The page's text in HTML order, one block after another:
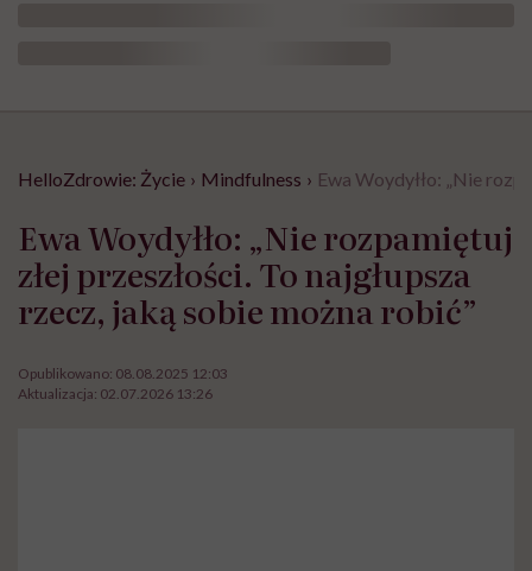
HelloZdrowie: Życie › Mindfulness › Ewa Woydyłło: „Nie
Ewa Woydyłło: „Nie rozpamiętuj
złej przeszłości. To najgłupsza
rzecz, jaką sobie można robić”
Opublikowano: 08.08.2025 12:03
Aktualizacja: 02.07.2026 13:26